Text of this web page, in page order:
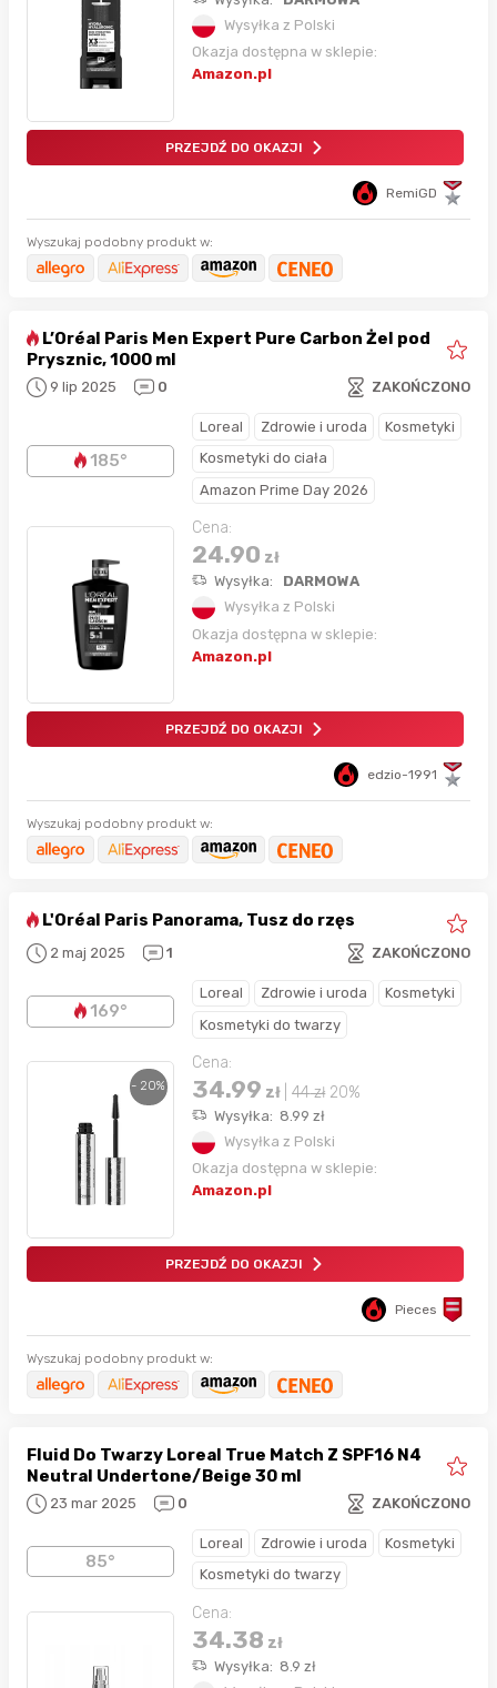
Wysyłka z Polski
Okazja dostępna w sklepie:
Amazon.pl
PRZEJDŹ DO OKAZJI
RemiGD
Wyszukaj podobny produkt w:
L’Oréal Paris Men Expert Pure Carbon Żel pod
Prysznic, 1000 ml
9 lip 2025 0 ZAKOŃCZONO
185°
Loreal Zdrowie i uroda
Kosmetyki
Kosmetyki do ciała
Amazon Prime Day 2026
Cena:
24.90 zł
Wysyłka:
DARMOWA
Wysyłka z Polski
Okazja dostępna w sklepie:
Amazon.pl
PRZEJDŹ DO OKAZJI
edzio-1991
Wyszukaj podobny produkt w:
L'Oréal Paris Panorama, Tusz do rzęs
2 maj 2025 1 ZAKOŃCZONO
169°
Loreal Zdrowie i uroda
Kosmetyki
Kosmetyki do twarzy
- 20%
Cena:
34.99 zł 44zł 20%
Wysyłka: 8.99 zł
Wysyłka z Polski
Okazja dostępna w sklepie:
Amazon.pl
PRZEJDŹ DO OKAZJI
Pieces
Wyszukaj podobny produkt w:
Fluid Do Twarzy Loreal True Match Z SPF16 N4
Neutral Undertone/Beige 30 ml
23 mar 2025 0 ZAKOŃCZONO
85°
Loreal Zdrowie i uroda
Kosmetyki
Kosmetyki do twarzy
Cena:
34.38 zł
Wysyłka: 8.9 zł